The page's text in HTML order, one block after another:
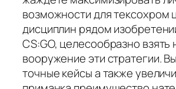
возможности для тексохром
дисциплин рядом
CS:GO, целесообразно взять
вооружение эти стратегии.
точные кейсы а также